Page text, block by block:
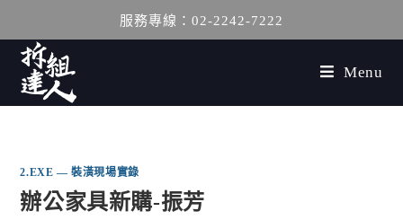
服務專線：02-2242-7222
Menu
2.EXE — 裝潢現場實錄
辦公家具新購-振芳